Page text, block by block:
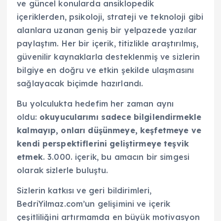
ve güncel konularda ansiklopedik
içeriklerden, psikoloji, strateji ve teknoloji gibi
alanlara uzanan geniş bir yelpazede yazılar
paylaştım. Her bir içerik, titizlikle araştırılmış,
güvenilir kaynaklarla desteklenmiş ve sizlerin
bilgiye en doğru ve etkin şekilde ulaşmasını
sağlayacak biçimde hazırlandı.
Bu yolculukta hedefim her zaman aynı
oldu: okuyucularımı sadece bilgilendirmekle
kalmayıp, onları düşünmeye, keşfetmeye ve
kendi perspektiflerini geliştirmeye teşvik
etmek. 3.000. içerik, bu amacın bir simgesi
olarak sizlerle buluştu.
Sizlerin katkısı ve geri bildirimleri,
BedriYilmaz.com’un gelişimini ve içerik
çeşitliliğini artırmamda en büyük motivasyon